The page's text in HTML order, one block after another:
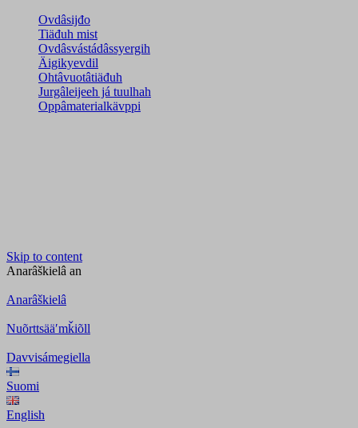
Ovdâsijđo
Tiäđuh mist
Ovdâsvástádâssyergih
Äigikyevdil
Ohtâvuotâtiäđuh
Jurgâleijeeh já tuulhah
Oppâmaterialkävppi
Skip to content
Anarâškielâ an
Anarâškielâ
Nuõrttsääʹmǩiõll
Davvisámegiella
Suomi
English